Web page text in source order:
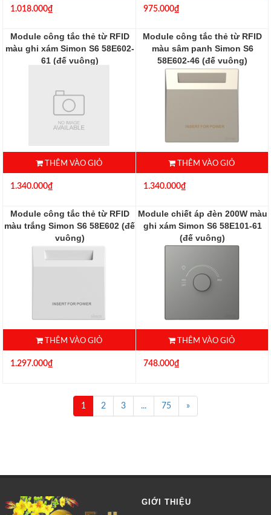
1.018.000₫ 975.000₫
Module công tắc thẻ từ RFID
màu ghi xám Simon S6 58E602-
61 (đế vuông)
THÊM VÀO GIỎ
1.340.000₫
Module công tắc thẻ từ RFID
màu sâm panh Simon S6
58E602-46 (đế vuông)
58E602-46
THÊM VÀO GIỎ
1.340.000₫
Module công tắc thẻ từ RFID
màu trắng Simon S6 58E602 (đế
vuông)
THÊM VÀO GIỎ
1.297.000₫
Module chiết áp đèn 200W màu
ghi xám Simon S6 58E101-61
(đế vuông)
THÊM VÀO GIỎ
748.000₫
1 2 3 ... 75 »
GIỚI THIỆU